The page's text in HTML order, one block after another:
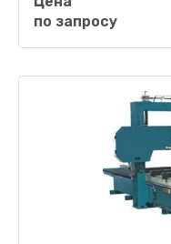
для высокоточного
мм, диаметром...
по запросу